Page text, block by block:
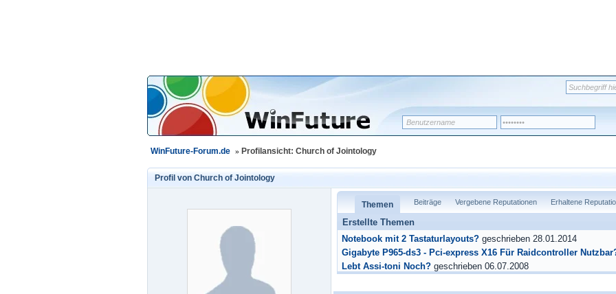
WinFuture-Forum.de » Profilansicht: Church of Jointology
Profil von Church of Jointology
Themen Beiträge Vergebene Reputationen Erhaltene
Erstellte Themen
Notebook mit 2 Tastaturlayouts? geschrieben 28.01.2014
Gigabyte P965-ds3 - Pci-express X16 Für Raidcontroller
Lebt Assi-toni Noch? geschrieben 06.07.2008